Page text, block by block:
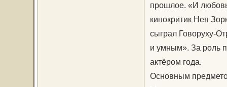
прошлое. «И
кинокритик Нея
сыграл Говоруху-
и умным». За роль
актёром года.
Основным